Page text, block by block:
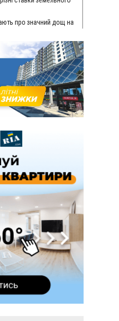
про значний дощ на
межі Прикарпаття та
на аукціон за
скоїли наругу над
Ярославський НПЗ та
розпису
Коломиї
на Chevrolet
декларування
зареєстровано 282
вступників
до зарахування на
тимчасово залишаться
Патріарша проща
рівні.
не зможе стати
суду
ФЛСУ зі стрибків